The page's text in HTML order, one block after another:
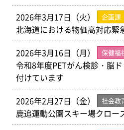
2026年3月17日（火）
企画課
北海道における物価高対応緊
2026年3月16日（月）
保健福
令和8年度PETがん検診・脳
付けています
2026年2月27日（金）
社会教
鹿追運動公園スキー場クロー